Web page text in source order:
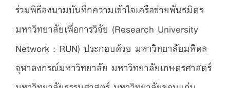
ร่วมพิธีลงนามบันทึกความเข้าใจเครือข่ายพันธมิตร
มหาวิทยาลัยเพื่อการวิจัย (Research University
Network : RUN) ประกอบด้วย มหาวิทยาลัยมหิดล
จุฬาลงกรณ์มหาวิทยาลัย มหาวิทยาลัยเกษตรศาสตร์